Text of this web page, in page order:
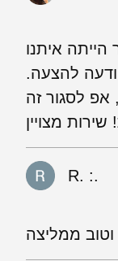
הייתה איתנו
להצעה.
אפ לסגור זה
R. :.
וטוב ממליצה